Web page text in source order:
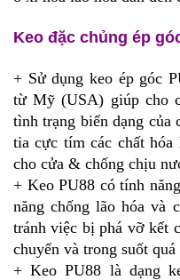
Keo đặc chủng ép
+ Sử dụng keo ép góc
từ Mỹ (USA) giúp cho
tình trạng biến dạng của
tia cực tím các chất hóa
cho cửa & chống chịu
+ Keo PU88 có tính
năng chống lão hóa và
tránh việc bị phá vỡ kết
chuyển và trong suốt
+ Keo PU88 là dạng